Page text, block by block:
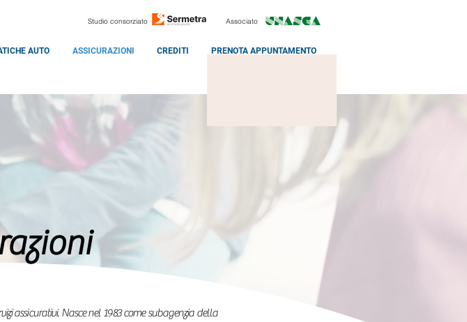
Studio consorziato Associato
AUTO ASSICURAZIONI CREDITI PRENOTA APPUNTAMENTO
assicurativi. Nasce nel 1983 come subagenzia della